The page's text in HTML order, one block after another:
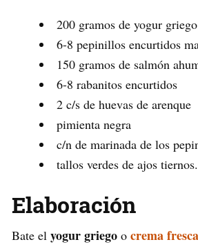
200 gramos de yogur griego
6-8 pepinillos encurtidos
150 gramos de salmón
6-8 rabanitos encurtidos
2 c/s de huevas de arenque
pimienta negra
c/n de marinada de los
tallos verdes de ajos tiernos.
Elaboración
Bate el yogur griego o crema fresca